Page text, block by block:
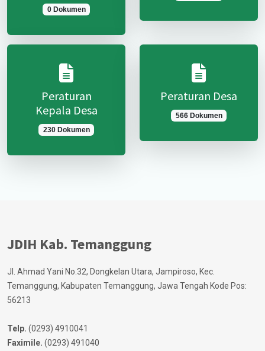
0 Dokumen
Peraturan
Kepala Desa
230 Dokumen
Peraturan Desa
566 Dokumen
JDIH Kab. Temanggung
Jl. Ahmad Yani No.32, Dongkelan Utara, Jampiroso, Kec.
Temanggung, Kabupaten Temanggung, Jawa Tengah Kode Pos:
56213
Telp. (0293) 4910041
Faximile. (0293) 491040